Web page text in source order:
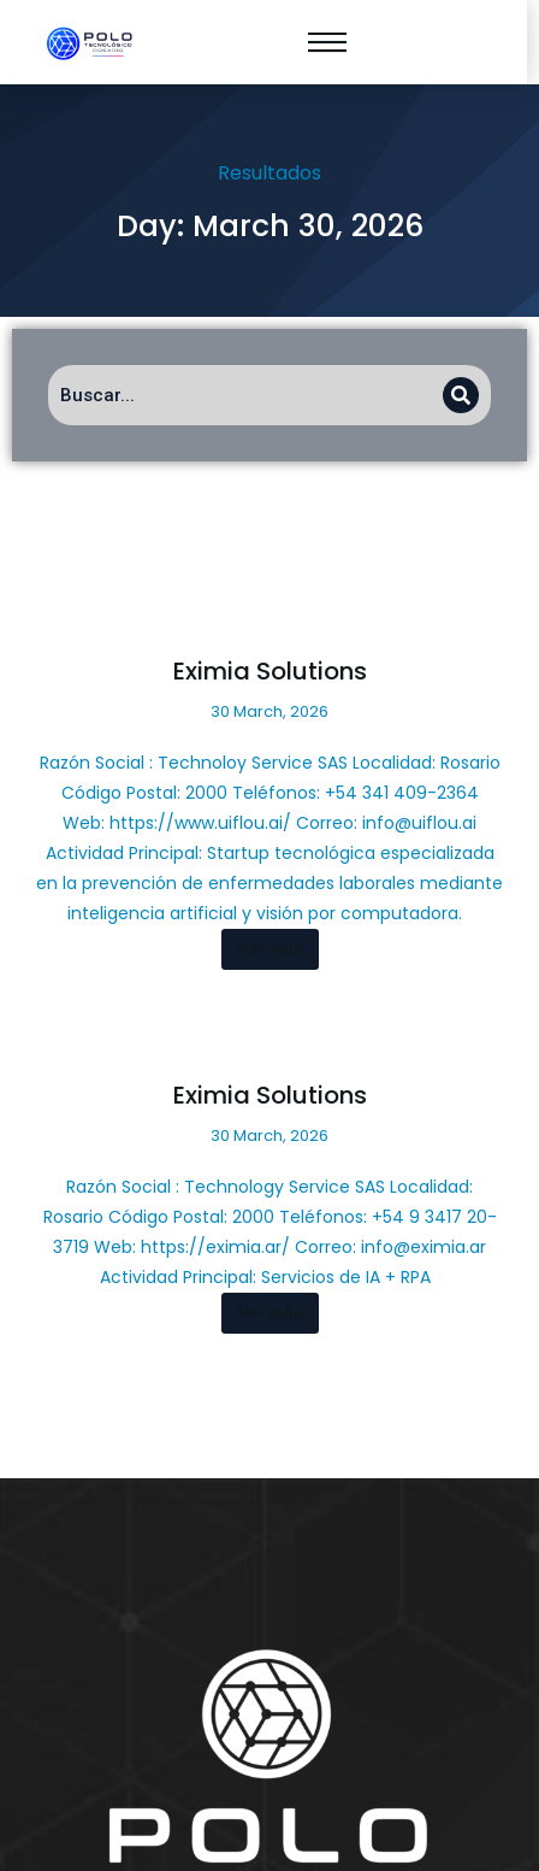
Resultados
Day: March 30, 2026
Eximia Solutions
30 March, 2026
Razón Social : Technoloy Service SAS Localidad: Rosario
Código Postal: 2000 Teléfonos: +54 341 409-2364
Web: https://www.uiflou.ai/ Correo: info@uiflou.ai
Actividad Principal: Startup tecnológica especializada
en la prevención de enfermedades laborales mediante
inteligencia artificial y visión por computadora.
Eximia Solutions
30 March, 2026
Razón Social : Technology Service SAS Localidad:
Rosario Código Postal: 2000 Teléfonos: +54 9 3417 20-
3719 Web: https://eximia.ar/ Correo: info@eximia.ar
Actividad Principal: Servicios de IA + RPA